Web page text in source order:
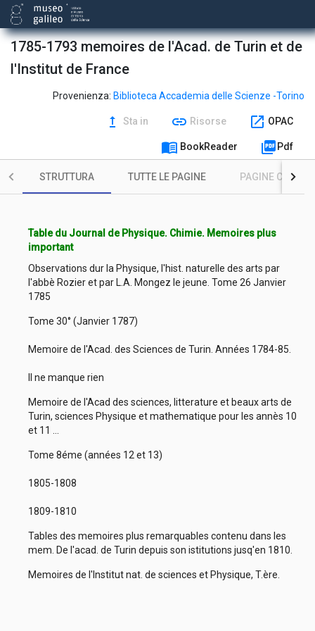
1785-1793 memoires de l'Acad. de Turin et de
l'Institut de France
Provenienza: Biblioteca Accademia delle Scienze -Torino
upgrade Sta in link Risorse open_in_new OPAC
menu_book BookReader picture_as_pdf Pdf
STRUTTURA TUTTE LE PAGINE PAGINE CON
Table du Journal de Physique. Chimie. Memoires plus
important
Observations dur la Physique, l'hist. naturelle des arts par
l'abbè Rozier et par L.A. Mongez le jeune. Tome 26 Janvier
1785
Tome 30° (Janvier 1787)
Memoire de l'Acad. des Sciences de Turin. Années 1784-85.
Il ne manque rien
Memoire de l'Acad des sciences, litterature et beaux arts de
Turin, sciences Physique et mathematique pour les annès 10
et 11 ...
Tome 8éme (années 12 et 13)
1805-1808
1809-1810
Tables des memoires plus remarquables contenu dans les
mem. De l'acad. de Turin depuis son istitutions jusq'en 1810.
Memoires de l'Institut nat. de sciences et Physique, T.ère.